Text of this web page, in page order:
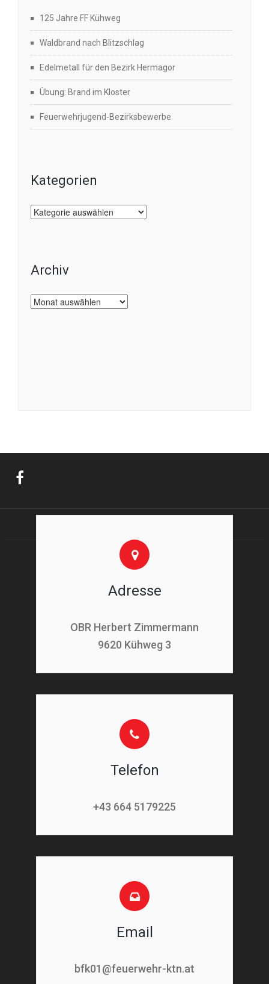
125 Jahre FF Kühweg
Waldbrand nach Blitzschlag
Edelmetall für den Bezirk Hermagor
Übung: Brand im Kloster
Feuerwehrjugend-Bezirksbewerbe
Kategorien
Kategorien
Archiv
Archiv
Adresse
OBR Herbert Zimmermann
9620 Kühweg 3
Telefon
+43 664 5179225
Email
bfk01@feuerwehr-ktn.at